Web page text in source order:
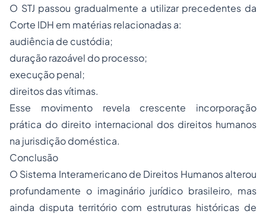
O STJ passou gradualmente a utilizar precedentes da
Corte IDH em matérias relacionadas a:
audiência de custódia;
duração razoável do processo;
execução penal;
direitos das vítimas.
Esse movimento revela crescente incorporação
prática do direito internacional dos direitos humanos
na jurisdição doméstica.
Conclusão
O Sistema Interamericano de Direitos Humanos alterou
profundamente o imaginário jurídico brasileiro, mas
ainda disputa território com estruturas históricas de